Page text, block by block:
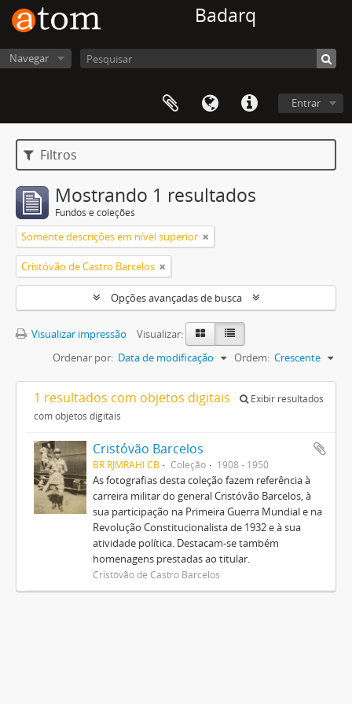
Badarq
Navegar
Entrar
Filtros
Mostrando 1 resultados
Fundos e coleções
Somente descrições em nível superior
Cristóvão de Castro Barcelos
Opções avançadas de busca
Visualizar impressão
Visualizar:
Ordenar por: Data de modificação Ordem: Crescente
1 resultados com objetos digitais
Exibir resultados
com objetos digitais
Cristóvão Barcelos
BR RJMRAHI CB Coleção 1908 - 1950
As fotografias desta coleção fazem referência à
carreira militar do general Cristóvão Barcelos, à
sua participação na Primeira Guerra Mundial e na
Revolução Constitucionalista de 1932 e à sua
atividade política. Destacam-se também
homenagens prestadas ao titular.
Cristóvão de Castro Barcelos